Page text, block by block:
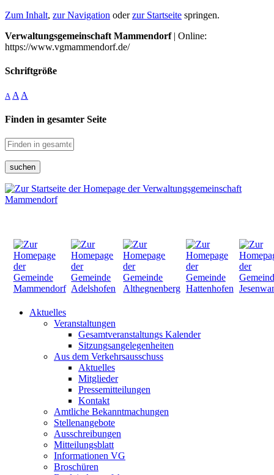
Zum Inhalt, zur Navigation oderzur Startseite springen.
Verwaltungsgemeinschaft Mammendorf| Online:
https://www.vgmammendorf.de/
Schriftgröße
A A A
Finden in gesamter Seite
suchen
Aktuelles
Veranstaltungen
Gesamtveranstaltungs Kalender
Sitzungsangelegenheiten
Aus dem Verkehrsausschuss
Aktuelles
Mitglieder
Pressemitteilungen
Kontakt
Amtliche Bekanntmachungen
Stellenangebote
Ausschreibungen
Mitteilungsblatt
Informationen VG
Broschüren